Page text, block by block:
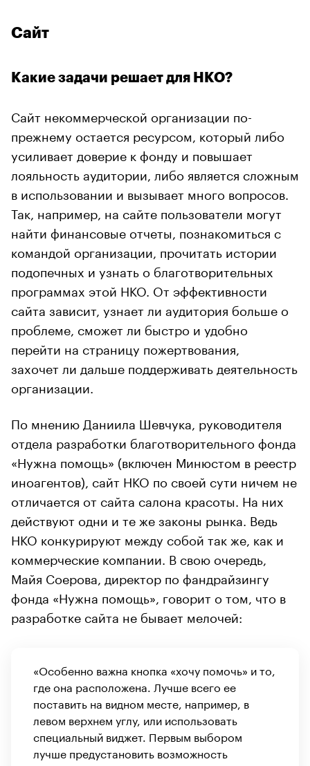
Сайт
Какие задачи решает для НКО?
Сайт некоммерческой организации по-
прежнему остается ресурсом, который либо
усиливает доверие к фонду и повышает
лояльность аудитории, либо является сложным
в использовании и вызывает много вопросов.
Так, например, на сайте пользователи могут
найти финансовые отчеты, познакомиться с
командой организации, прочитать истории
подопечных и узнать о благотворительных
программах этой НКО. От эффективности
сайта зависит, узнает ли аудитория больше о
проблеме, сможет ли быстро и удобно
перейти на страницу пожертвования,
захочет ли дальше поддерживать деятельность
организации.
По мнению Даниила Шевчука, руководителя
отдела разработки благотворительного фонда
«Нужна помощь» (включен Минюстом в реестр
иноагентов), сайт НКО по своей сути ничем не
отличается от сайта салона красоты. На них
действуют одни и те же законы рынка. Ведь
НКО конкурируют между собой так же, как и
коммерческие компании. В свою очередь,
Майя Соерова, директор по фандрайзингу
фонда «Нужна помощь», говорит о том, что в
разработке сайта не бывает мелочей:
«Особенно важна кнопка «хочу помочь» и то,
где она расположена. Лучше всего ее
поставить на видном месте, например, в
левом верхнем углу, или использовать
специальный виджет. Первым выбором
лучше предустановить возможность